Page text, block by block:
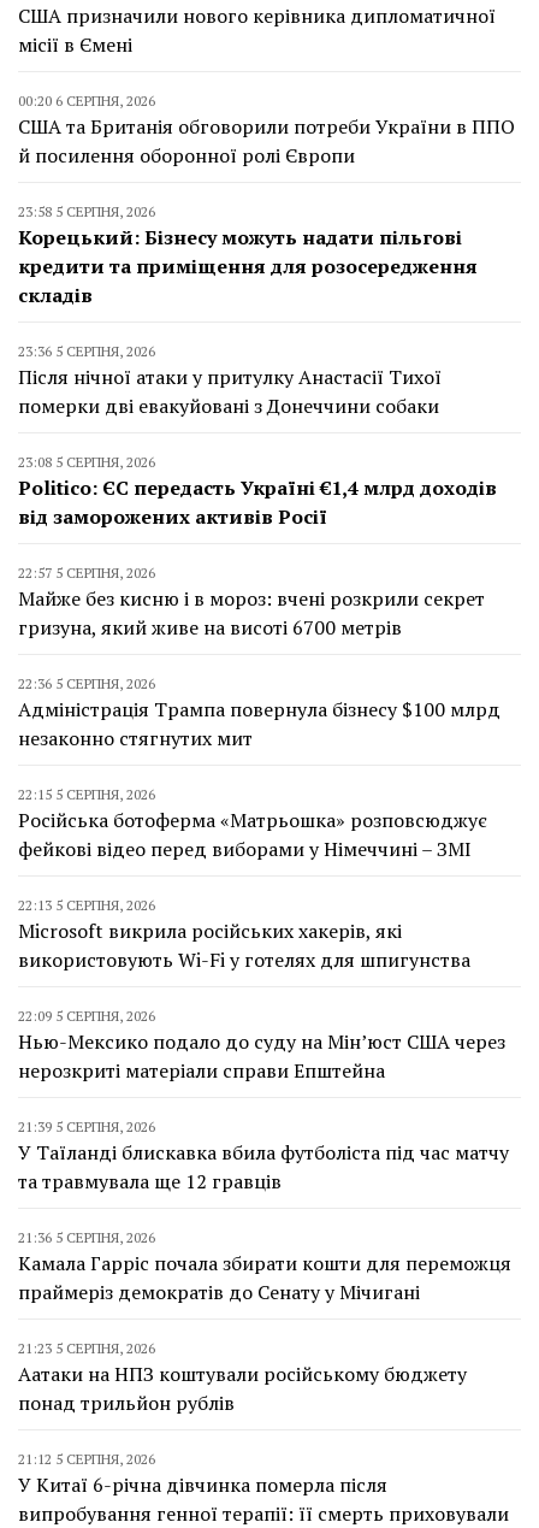
США призначили нового керівника дипломатичної
місії в Ємені
00:20 6 СЕРПНЯ, 2026
США та Британія обговорили потреби України в ППО
й посилення оборонної ролі Європи
23:58 5 СЕРПНЯ, 2026
Корецький: Бізнесу можуть надати пільгові
кредити та приміщення для розосередження
складів
23:36 5 СЕРПНЯ, 2026
Після нічної атаки у притулку Анастасії Тихої
померки дві евакуйовані з Донеччини собаки
23:08 5 СЕРПНЯ, 2026
Politico: ЄС передасть Україні €1,4 млрд доходів
від заморожених активів Росії
22:57 5 СЕРПНЯ, 2026
Майже без кисню і в мороз: вчені розкрили секрет
гризуна, який живе на висоті 6700 метрів
22:36 5 СЕРПНЯ, 2026
Адміністрація Трампа повернула бізнесу $100 млрд
незаконно стягнутих мит
22:15 5 СЕРПНЯ, 2026
Російська ботоферма «Матрьошка» розповсюджує
фейкові відео перед виборами у Німеччині – ЗМІ
22:13 5 СЕРПНЯ, 2026
Microsoft викрила російських хакерів, які
використовують Wi-Fi у готелях для шпигунства
22:09 5 СЕРПНЯ, 2026
Нью-Мексико подало до суду на Мін’юст США через
нерозкриті матеріали справи Епштейна
21:39 5 СЕРПНЯ, 2026
У Таїланді блискавка вбила футболіста під час матчу
та травмувала ще 12 гравців
21:36 5 СЕРПНЯ, 2026
Камала Гарріс почала збирати кошти для переможця
праймеріз демократів до Сенату у Мічигані
21:23 5 СЕРПНЯ, 2026
Аатаки на НПЗ коштували російському бюджету
понад трильйон рублів
21:12 5 СЕРПНЯ, 2026
У Китаї 6-річна дівчинка померла після
випробування генної терапії: її смерть приховували